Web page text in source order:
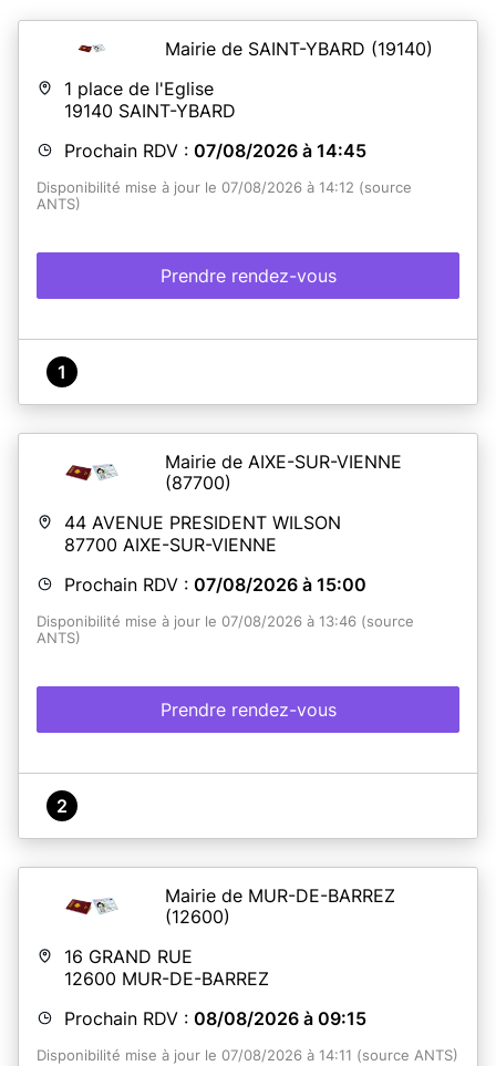
Mairie de SAINT-YBARD (19140)
1 place de l'Eglise
19140 SAINT-YBARD
Prochain RDV : 07/08/2026 à 14:45
Disponibilité mise à jour le 07/08/2026 à 14:12 (source
ANTS)
Prendre rendez-vous
1
Mairie de AIXE-SUR-VIENNE
(87700)
44 AVENUE PRESIDENT WILSON
87700 AIXE-SUR-VIENNE
Prochain RDV : 07/08/2026 à 15:00
Disponibilité mise à jour le 07/08/2026 à 13:46 (source
ANTS)
Prendre rendez-vous
2
Mairie de MUR-DE-BARREZ
(12600)
16 GRAND RUE
12600 MUR-DE-BARREZ
Prochain RDV : 08/08/2026 à 09:15
Disponibilité mise à jour le 07/08/2026 à 14:11 (source ANTS)